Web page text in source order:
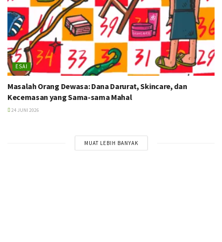
ESAI
Masalah Orang Dewasa: Dana Darurat, Skincare, dan
Kecemasan yang Sama-sama Mahal
24 JUNI 2026
MUAT LEBIH BANYAK